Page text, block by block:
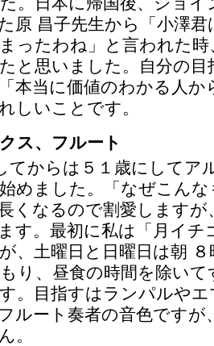
原 昌子先生から「小澤
ったわね」と言われた
と思いました。自分の
本当に価値のわかる人か
しいことです。
ス、フルート
てからは５１歳にしてア
めました。「なぜこん
くなるので割愛しますが
す。最初に私は「月イチ
、土曜日と日曜日は朝
り、昼食の時間を除い
。目指すはランパルや
ルート奏者の音色ですが
。